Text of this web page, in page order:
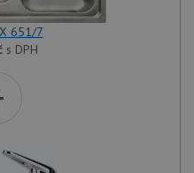
651/7
s DPH